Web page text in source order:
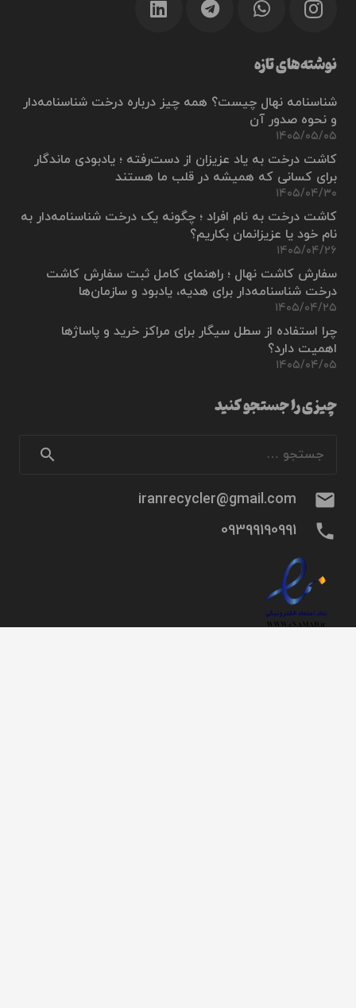
نوشته‌های تازه
شناسنامه نهال چیست؟ همه چیز درباره درخت شناسنامه‌دار
و نحوه صدور آن
۱۴۰۵/۰۵/۰۵
کاشت درخت به یاد عزیزان از دست‌رفته ؛ یادبودی ماندگار
برای کسانی که همیشه در قلب ما هستند
۱۴۰۵/۰۴/۳۰
کاشت درخت به نام افراد ؛ چگونه یک درخت شناسنامه‌دار به
نام خود یا عزیزانمان بکاریم؟
۱۴۰۵/۰۴/۲۶
سفارش کاشت نهال ؛ راهنمای کامل ثبت سفارش کاشت
درخت شناسنامه‌دار برای هدیه، یادبود و سازمان‌ها
۱۴۰۵/۰۴/۲۵
چرا استفاده از سطل سیگار برای مراکز خرید و پاساژها
اهمیت دارد؟
۱۴۰۵/۰۴/۰۵
چیزی را جستجو کنید
برای:
mail
iranrecycler@gmail.com
phone
09399190991